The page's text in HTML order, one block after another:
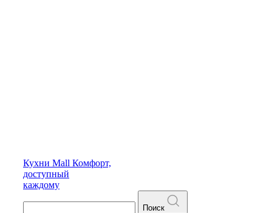
Кухни Mall Комфорт,
доступный
каждому
Поиск